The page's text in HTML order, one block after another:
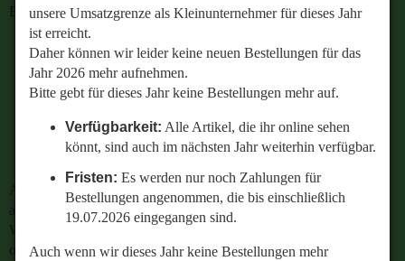
unsere Umsatzgrenze als Kleinunternehmer für dieses Jahr
ist erreicht.
Daher können wir leider keine neuen Bestellungen für das
Jahr 2026 mehr aufnehmen.
Bitte gebt für dieses Jahr keine Bestellungen mehr auf.
Verfügbarkeit: Alle Artikel, die ihr online sehen
könnt, sind auch im nächsten Jahr weiterhin verfügbar.
Fristen: Es werden nur noch Zahlungen für
Bestellungen angenommen, die bis einschließlich
19.07.2026 eingegangen sind.
Auch wenn wir dieses Jahr keine Bestellungen mehr
Bitte gebt für dieses Jahr keine Bestellungen mehr auf.
Verfügbarkeit: Alle Artikel, die ihr online sehen
könnt, sind auch im nächsten Jahr weiterhin
verfügbar.
Bestellungen angenommen, die bis einschließlich
19.07.2026 eingegangen sind.
Auch wenn wir dieses Jahr keine Bestellungen mehr
annehmen können:
Wenn ihr Fragen zu einer bestehenden Bestellung habt
oder wissen wollt,